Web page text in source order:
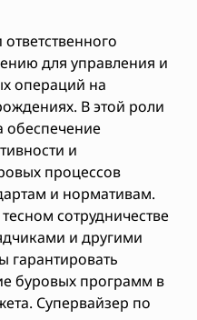
для управления и
операций на
В этой роли
обеспечение
и
процессов
и нормативам.
сотрудничестве
и другими
гарантировать
буровых программ в
Супервайзер по